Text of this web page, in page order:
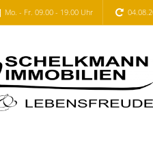
Mo. - Fr. 09.00 - 19.00 Uhr